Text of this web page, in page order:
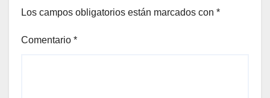
Los campos obligatorios están marcados con *
Comentario *